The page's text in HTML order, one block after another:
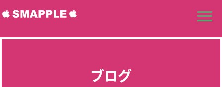
ブログ